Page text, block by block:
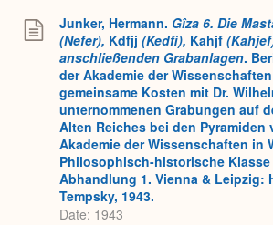
Junker, Hermann. Gîza 6. Die
(Nefer), Kdfjj (Kedfi), Kahjf
anschließenden Grabanlagen.
der Akademie der
gemeinsame Kosten mit Dr.
unternommenen Grabungen auf
Alten Reiches bei den Pyramiden
Akademie der Wissenschaften in
Philosophisch-historische
Abhandlung 1. Vienna & Leipzig:
Tempsky, 1943.
Date: 1943